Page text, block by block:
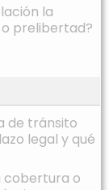
la
prelibertad?
de tránsito
legal y qué
cobertura o